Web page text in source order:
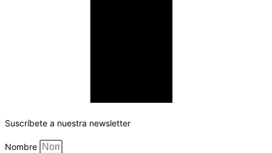
Suscríbete a nuestra newsletter
Nombre